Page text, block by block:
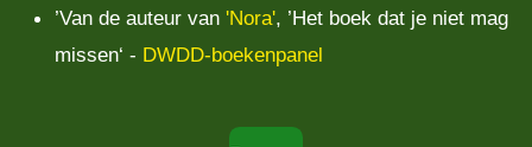
’Van de auteur van 'Nora', ’Het boek dat je niet mag
missen‘ - DWDD-boekenpanel